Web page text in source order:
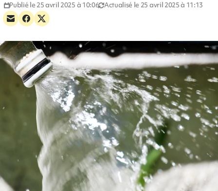
Publié le 25 avril 2025 à 10:06 Actualisé le 25 avril 2025 à 11:13